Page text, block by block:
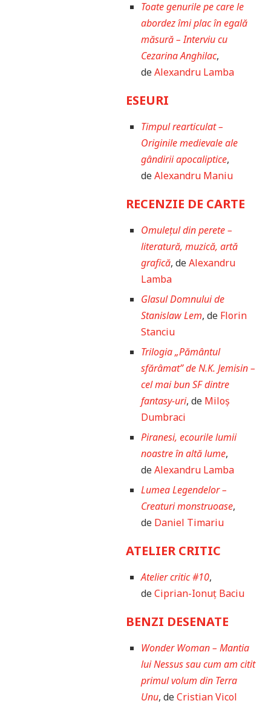
Toate genurile pe care le
abordez îmi plac în egală
măsură – Interviu cu
Cezarina Anghilac,
deAlexandru Lamba
ESEURI
Timpul rearticulat –
Originile medievale ale
gândirii apocaliptice,
deAlexandru Maniu
RECENZIE DE CARTE
Omulețul din perete –
literatură, muzică, artă
grafică, deAlexandru
Lamba
Glasul Domnului de
Stanislaw Lem, de Florin
Stanciu
Trilogia „Pământul
sfărâmat” de N.K. Jemisin –
cel mai bun SF dintre
fantasy-uri, de Miloș
Dumbraci
Piranesi, ecourile lumii
noastre în altă lume,
deAlexandru Lamba
Lumea Legendelor –
Creaturi monstruoase,
de Daniel Timariu
ATELIER CRITIC
Atelier critic #10,
deCiprian-Ionuț Baciu
BENZI DESENATE
Wonder Woman – Mantia
lui Nessus sau cum am citit
primul volum din Terra
Unu, deCristian Vicol